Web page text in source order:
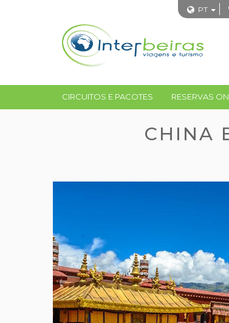
PT
CIRCUITOS E PACOTES RESERVAS
CHINA